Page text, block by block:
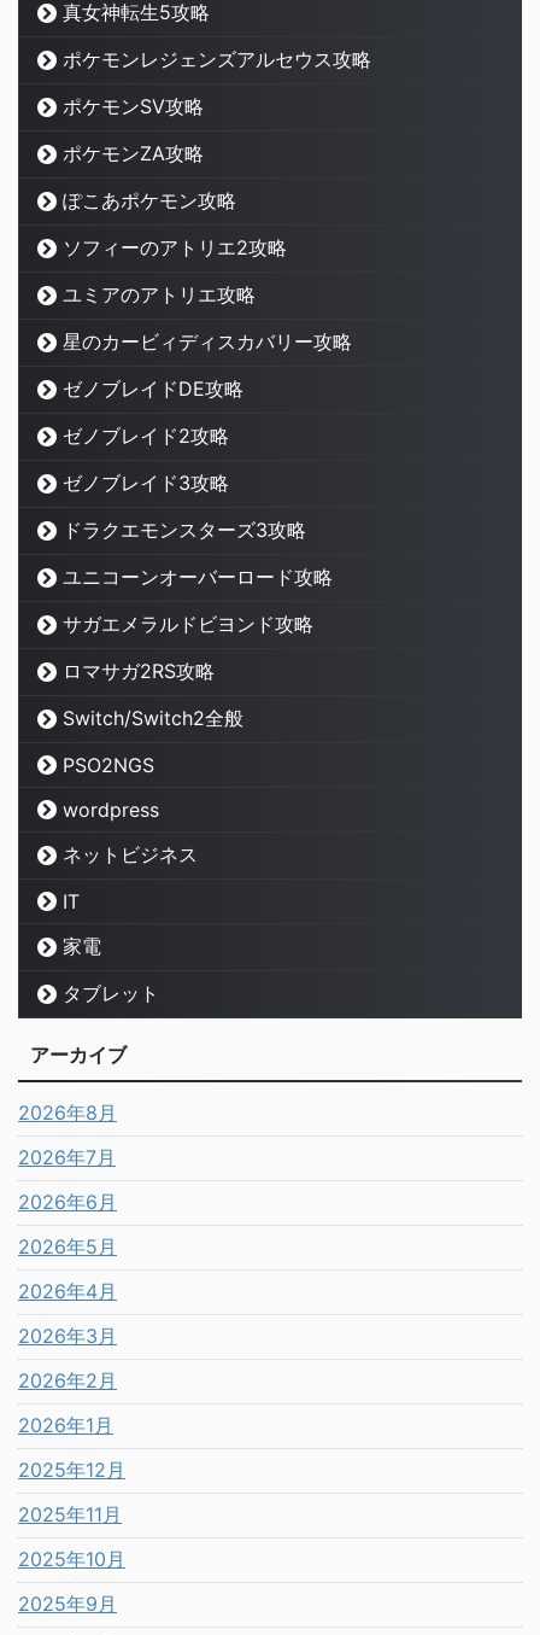
真女神転生5攻略
ポケモンレジェンズアルセウス攻略
ポケモンSV攻略
ポケモンZA攻略
ぽこあポケモン攻略
ソフィーのアトリエ2攻略
ユミアのアトリエ攻略
星のカービィディスカバリー攻略
ゼノブレイドDE攻略
ゼノブレイド2攻略
ゼノブレイド3攻略
ドラクエモンスターズ3攻略
ユニコーンオーバーロード攻略
サガエメラルドビヨンド攻略
ロマサガ2RS攻略
Switch/Switch2全般
PSO2NGS
wordpress
ネットビジネス
IT
家電
タブレット
アーカイブ
2026年8月
2026年7月
2026年6月
2026年5月
2026年4月
2026年3月
2026年2月
2026年1月
2025年12月
2025年11月
2025年10月
2025年9月